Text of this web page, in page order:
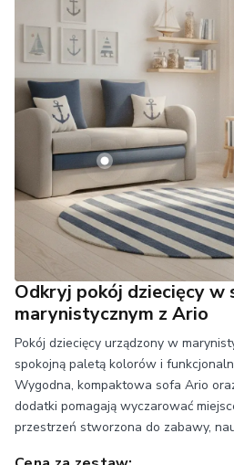
Odkryj pokój dziecięcy w
marynistycznym z Ario
Pokój dziecięcy urządzony w
spokojną paletą kolorów i
Wygodna, kompaktowa sofa Ario
dodatki pomagają wyczarować
przestrzeń stworzona do zabawy,